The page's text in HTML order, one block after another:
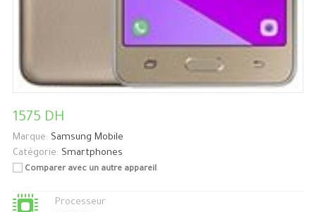
1575 DH
Marque: Samsung Mobile
Catégorie: Smartphones
Comparer avec un autre appareil
Processeur